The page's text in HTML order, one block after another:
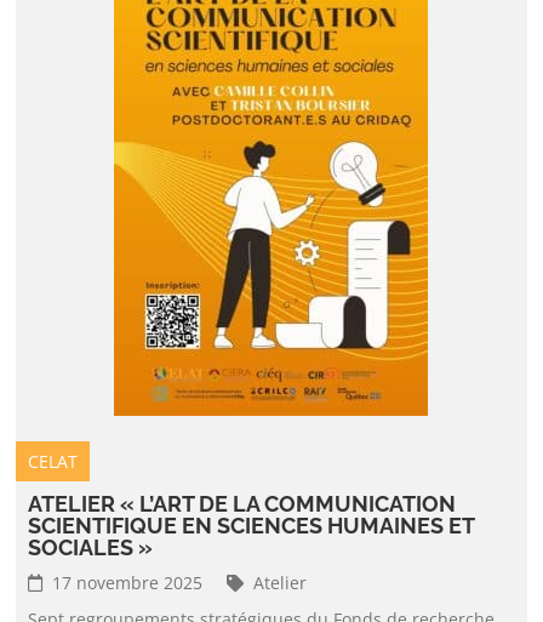
CELAT
ATELIER « L’ART DE LA COMMUNICATION
SCIENTIFIQUE EN SCIENCES HUMAINES ET
SOCIALES »
17 novembre 2025
Atelier